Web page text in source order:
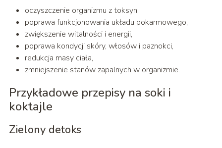
oczyszczenie organizmu z toksyn,
poprawa funkcjonowania układu pokarmowego,
zwiększenie witalności i energii,
poprawa kondycji skóry, włosów i paznokci,
redukcja masy ciała,
zmniejszenie stanów zapalnych w organizmie.
Przykładowe przepisy na soki i
koktajle
Zielony detoks